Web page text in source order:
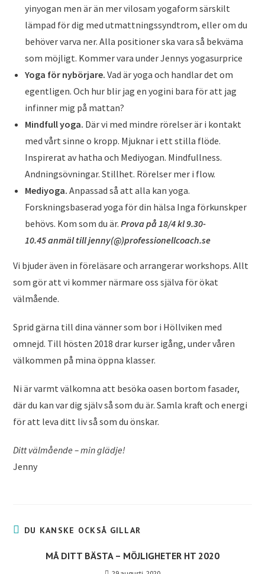
yinyogan men är än mer vilosam yogaform särskilt
lämpad för dig med utmattningssyndtrom, eller om du
behöver varva ner. Alla positioner ska vara så bekväma
som möjligt. Kommer vara under Jennys yogasurprice
Yoga för nybörjare. Vad är yoga och handlar det om
egentligen. Och hur blir jag en yogini bara för att jag
infinner mig på mattan?
Mindfull yoga. Där vi med mindre rörelser är i kontakt
med vårt sinne o kropp. Mjuknar i ett stilla flöde.
Inspirerat av hatha och Mediyogan. Mindfullness.
Andningsövningar. Stillhet. Rörelser mer i flow.
Mediyoga. Anpassad så att alla kan yoga.
Forskningsbaserad yoga för din hälsa Inga förkunskper
behövs. Kom som du är.Prova på 18/4 kl 9.30-
10.45 anmäl till jenny(@)professionellcoach.se
Vi bjuder även in föreläsare och arrangerar workshops. Allt
som gör att vi kommer närmare oss själva för ökat
välmående.
Sprid gärna till dina vänner som bor i Höllviken med
omnejd. Till hösten 2018 drar kurser igång, under våren
välkommen på mina öppna klasser.
Ni är varmt välkomna att besöka oasen bortom fasader,
där du kan var dig själv så som du är. Samla kraft och energi
för att leva ditt liv så som du önskar.
Ditt välmående – min glädje!
Jenny
DU KANSKE OCKSÅ GILLAR
MÅ DITT BÄSTA – MÖJLIGHETER HT 2020